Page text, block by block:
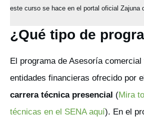
este curso se hace en el portal oficial Zajuna
¿Qué tipo de
El programa de Asesoría
entidades financieras ofrecido por
carrera técnica presencial (Mira
técnicas en el SENA aquí). En el